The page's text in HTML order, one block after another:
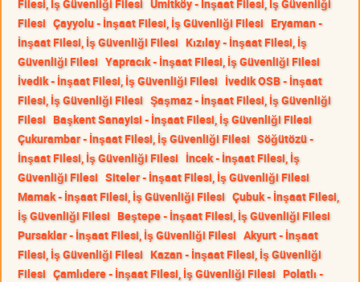
Filesi, İş Güvenliği Filesi Ümitköy - İnşaat Filesi, İş Güvenliği
Filesi Çayyolu - İnşaat Filesi, İş Güvenliği Filesi Eryaman -
İnşaat Filesi, İş Güvenliği Filesi Kızılay - İnşaat Filesi, İş
Güvenliği Filesi Yapracık - İnşaat Filesi, İş Güvenliği Filesi
İvedik - İnşaat Filesi, İş Güvenliği Filesi İvedik OSB - İnşaat
Filesi, İş Güvenliği Filesi Şaşmaz - İnşaat Filesi, İş Güvenliği
Filesi Başkent Sanayisi - İnşaat Filesi, İş Güvenliği Filesi
Çukurambar - İnşaat Filesi, İş Güvenliği Filesi Söğütözü -
İnşaat Filesi, İş Güvenliği Filesi İncek - İnşaat Filesi, İş
Güvenliği Filesi Siteler - İnşaat Filesi, İş Güvenliği Filesi
Mamak - İnşaat Filesi, İş Güvenliği Filesi Çubuk - İnşaat Filesi,
İş Güvenliği Filesi Beştepe - İnşaat Filesi, İş Güvenliği Filesi
Pursaklar - İnşaat Filesi, İş Güvenliği Filesi Akyurt - İnşaat
Filesi, İş Güvenliği Filesi Kazan - İnşaat Filesi, İş Güvenliği
Filesi Çamlıdere - İnşaat Filesi, İş Güvenliği Filesi Polatlı -